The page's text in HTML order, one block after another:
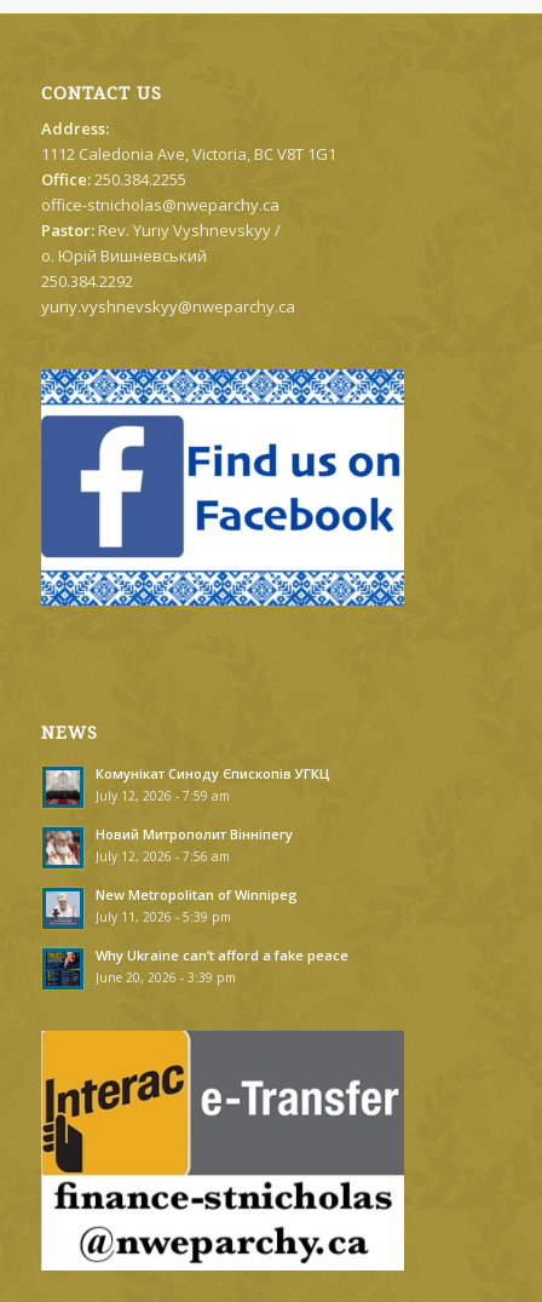
CONTACT US
Address:
1112 Caledonia Ave, Victoria, BC V8T 1G1
Office:250.384.2255
office-stnicholas@nweparchy.ca
Pastor:Rev. Yuriy Vyshnevskyy /
о. Юрій Вишневський
250.384.2292
yuriy.vyshnevskyy@nweparchy.ca
NEWS
Комунікат Синоду Єпископів УГКЦ
July 12, 2026 - 7:59 am
Новий Митрополит Вінніпегу
July 12, 2026 - 7:56 am
New Metropolitan of Winnipeg
July 11, 2026 - 5:39 pm
Why Ukraine can’t afford a fake peace
June 20, 2026 - 3:39 pm